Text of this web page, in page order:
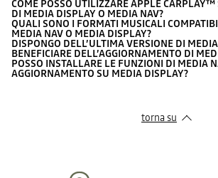
COME POSSO UTILIZZARE APPLE CARPLAY™
DI MEDIA DISPLAY O MEDIA NAV?
QUALI SONO I FORMATI MUSICALI
MEDIA NAV O MEDIA DISPLAY?
DISPONGO DELL’ULTIMA VERSIONE DI
BENEFICIARE DELL’AGGIORNAMENTO DI
POSSO INSTALLARE LE FUNZIONI DI MEDIA
AGGIORNAMENTO SU MEDIA DISPLAY?
torna su